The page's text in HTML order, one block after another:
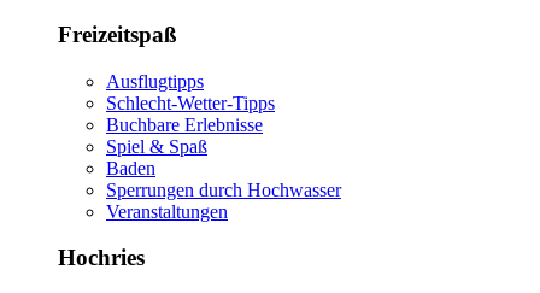
Freizeitspaß
Ausflugtipps
Schlecht-Wetter-Tipps
Buchbare Erlebnisse
Spiel & Spaß
Baden
Sperrungen durch Hochwasser
Veranstaltungen
Hochries